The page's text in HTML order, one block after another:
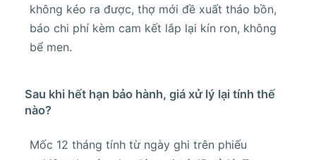
không kéo ra được, thợ mới đề xuất tháo bồn,
báo chi phí kèm cam kết lắp lại kín ron, không
bể men.
Sau khi hết hạn bảo hành, giá xử lý lại tính thế
nào?
Mốc 12 tháng tính từ ngày ghi trên phiếu